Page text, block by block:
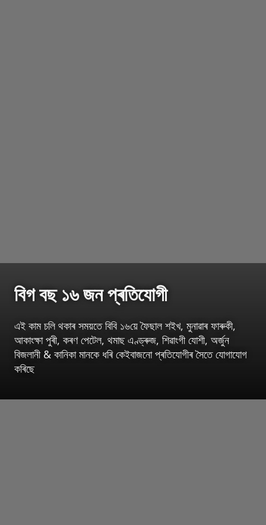
বিগ বছ ১৬ জন প্ৰতিযোগী
এই কাম চলি থকাৰ সময়তে বিবি ১৬য়ে ফৈছাল শইখ, মুনাৱাৰ ফাৰুকী,
আকাংক্ষা পুৰী, কৰণ পেটেল, থমাছ এণ্ড্ৰুজ, শিৱাংগী যোশী, অৰ্জুন
বিজলানী & কানিকা মানকে ধৰি কেইবাজনো প্ৰতিযোগীৰ সৈতে যোগাযোগ
কৰিছে